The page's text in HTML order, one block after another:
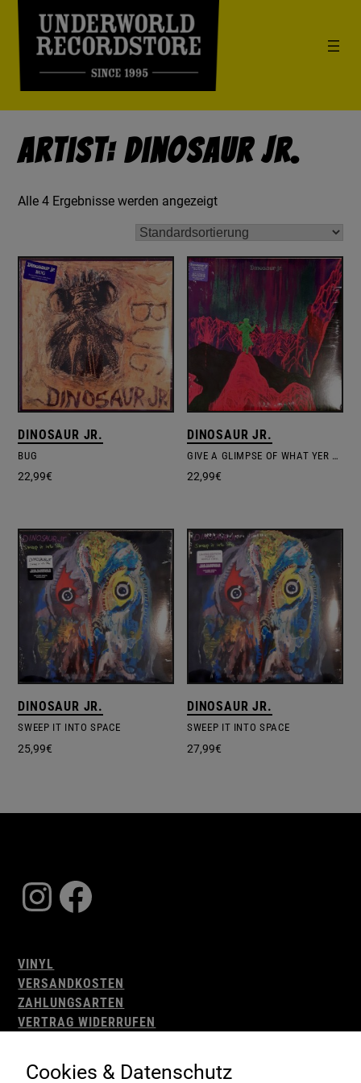
Artist: Dinosaur Jr.
Alle 4 Ergebnisse werden angezeigt
DINOSAUR JR.
BUG
22,99€
DINOSAUR JR.
GIVE A GLIMPSE OF WHAT YER NOT
22,99€
DINOSAUR JR.
SWEEP IT INTO SPACE
25,99€
DINOSAUR JR.
SWEEP IT INTO SPACE
27,99€
Instagram
Facebook
VINYL
VERSANDKOSTEN
ZAHLUNGSARTEN
VERTRAG WIDERRUFEN
WIDERRUFSBELEHRUNG
Cookies & Datenschutz